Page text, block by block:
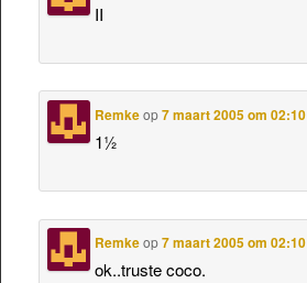
II
Remkeop7 maart 2005 om 02:10
1½
Remkeop7 maart 2005 om 02:10
ok..truste coco.